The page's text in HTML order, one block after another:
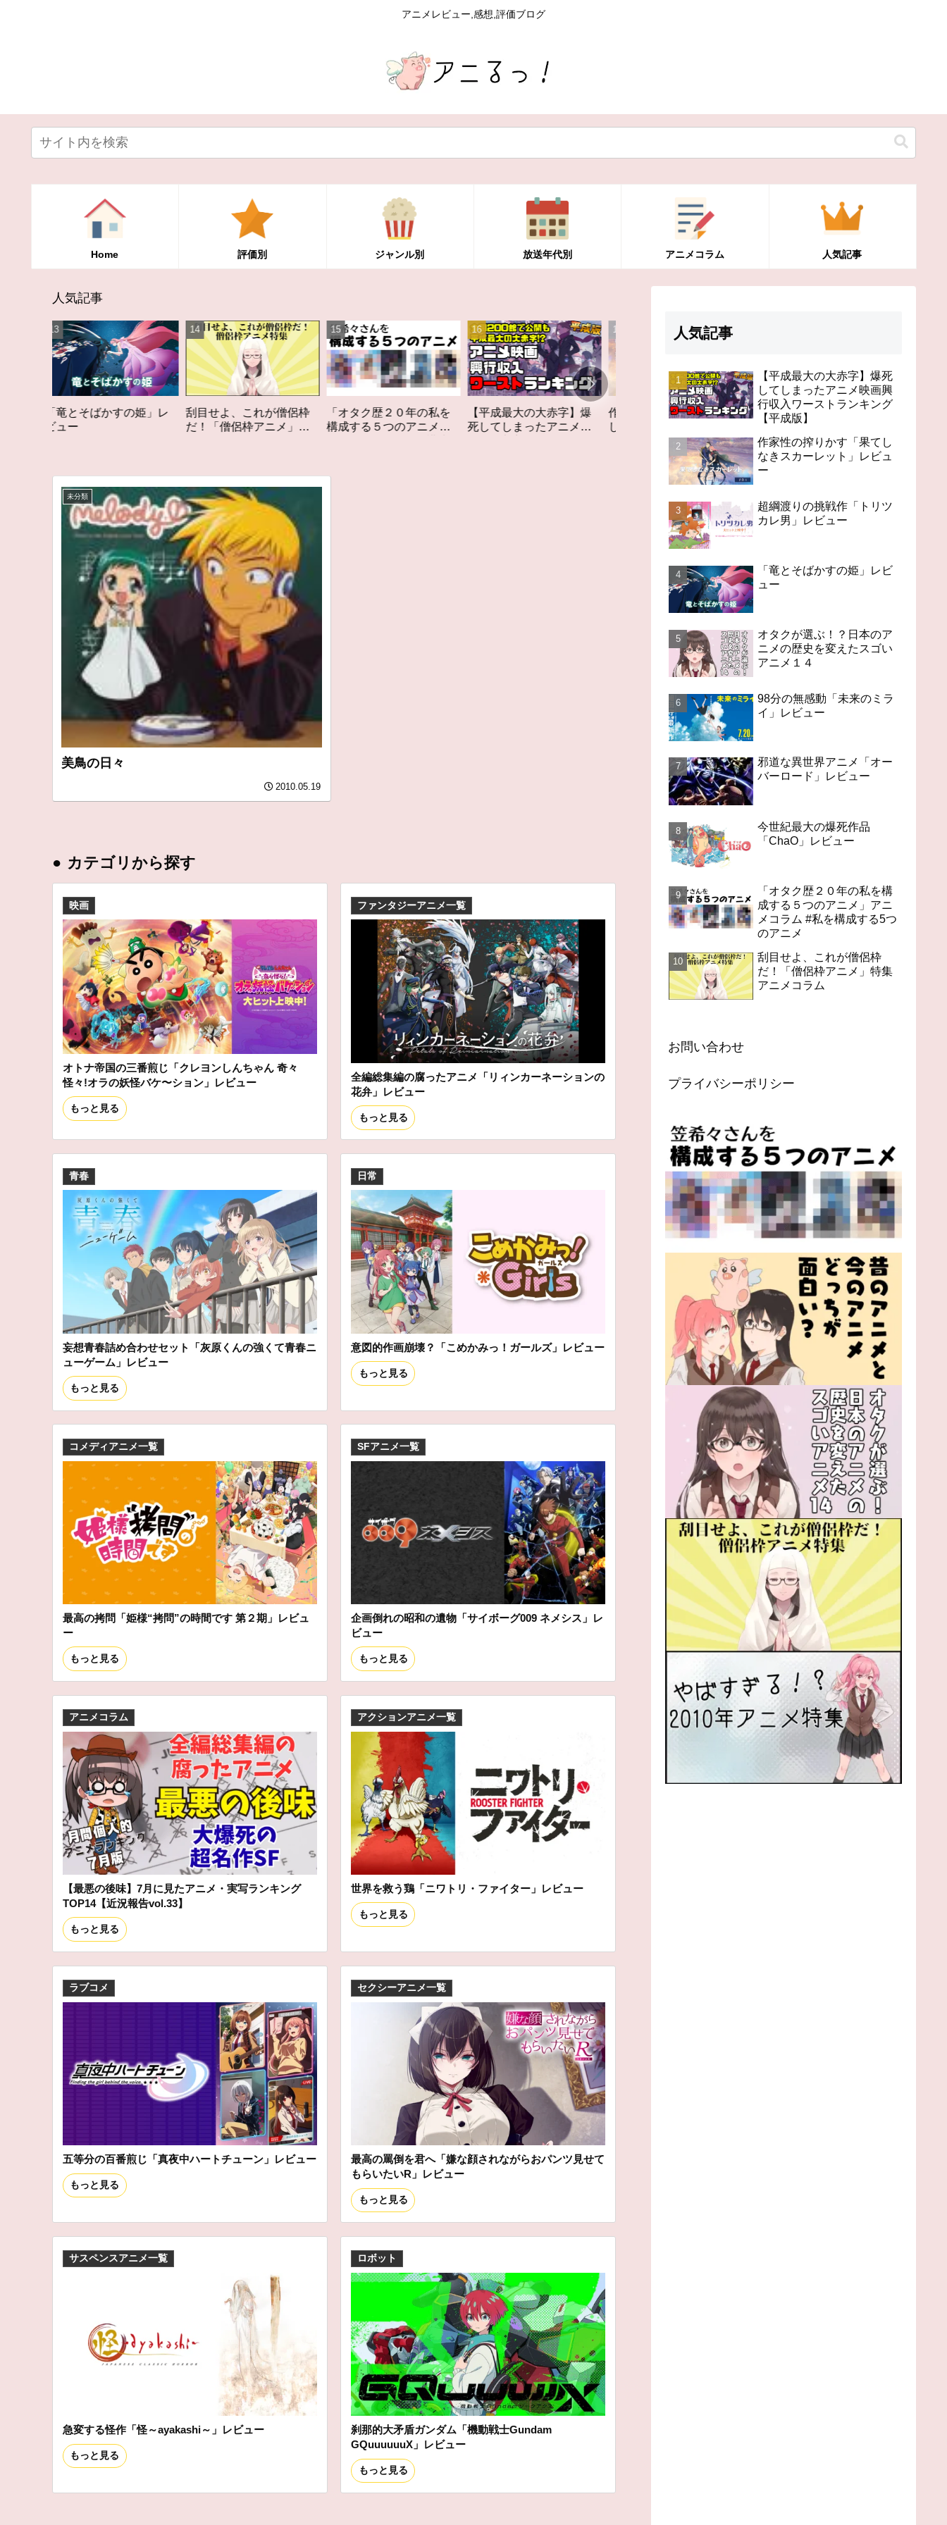
アニメレビュー,感想,評価ブログ
Home 評価別 ジャンル別 放送年代別 アニメコラム 人気記事
人気記事
刮目せよ、これが僧侶枠
だ！「僧侶枠アニメ」特
「オタク歴２０年の私を
構成する５つのアニメ」
【平成最大の大赤字】爆
死してしまったアニメ映
作家性の搾りかす「果て
しなきスカーレット」レ
98分の無感動「未来のミ
ライ」レビュー
オタクが選ぶ！？日本の
アニメの歴史を変えたス
ゴいアニメ１４
未分類
美鳥の日々
2010.05.19
● カテゴリから探す
映画
オトナ帝国の三番煎じ「クレヨンしんちゃん 奇々
怪々!オラの妖怪バケ〜ション」レビュー
もっと見る
ファンタジーアニメ一覧
全編総集編の腐ったアニメ「リィンカーネーションの
花弁」レビュー
もっと見る
青春
妄想青春詰め合わせセット「灰原くんの強くて青春ニ
ューゲーム」レビュー
もっと見る
日常
意図的作画崩壊？「こめかみっ！ガールズ」レビュー
もっと見る
コメディアニメ一覧
最高の拷問「姫様“拷問”の時間です 第２期」レビュ
ー
もっと見る
SFアニメ一覧
企画倒れの昭和の遺物「サイボーグ009 ネメシス」レ
ビュー
もっと見る
アニメコラム
【最悪の後味】7月に見たアニメ・実写ランキング
TOP14【近況報告vol.33】
もっと見る
アクションアニメ一覧
世界を救う鶏「ニワトリ・ファイター」レビュー
もっと見る
ラブコメ
五等分の百番煎じ「真夜中ハートチューン」レビュー
もっと見る
セクシーアニメ一覧
最高の罵倒を君へ「嫌な顔されながらおパンツ見せて
もらいたいR」レビュー
もっと見る
サスペンスアニメ一覧
急変する怪作「怪～ayakashi～」レビュー
もっと見る
ロボット
刹那的大矛盾ガンダム「機動戦士Gundam
GQuuuuuuX」レビュー
もっと見る
人気記事
【平成最大の大赤字】爆死
してしまったアニメ映画興
行収入ワーストランキング
【平成版】
作家性の搾りかす「果てし
なきスカーレット」レビュ
ー
超綱渡りの挑戦作「トリツ
カレ男」レビュー
「竜とそばかすの姫」レビ
ュー
オタクが選ぶ！？日本のア
ニメの歴史を変えたスゴい
アニメ１４
98分の無感動「未来のミラ
イ」レビュー
邪道な異世界アニメ「オー
バーロード」レビュー
今世紀最大の爆死作品
「ChaO」レビュー
「オタク歴２０年の私を構
成する５つのアニメ」アニ
メコラム #私を構成する5つ
のアニメ
刮目せよ、これが僧侶枠
だ！「僧侶枠アニメ」特集
アニメコラム
お問い合わせ
プライバシーポリシー